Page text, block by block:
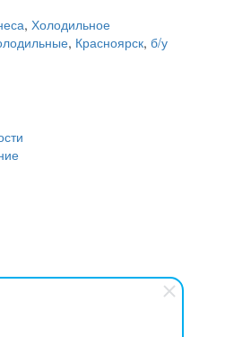
, Холодильное
, Красноярск, б/у